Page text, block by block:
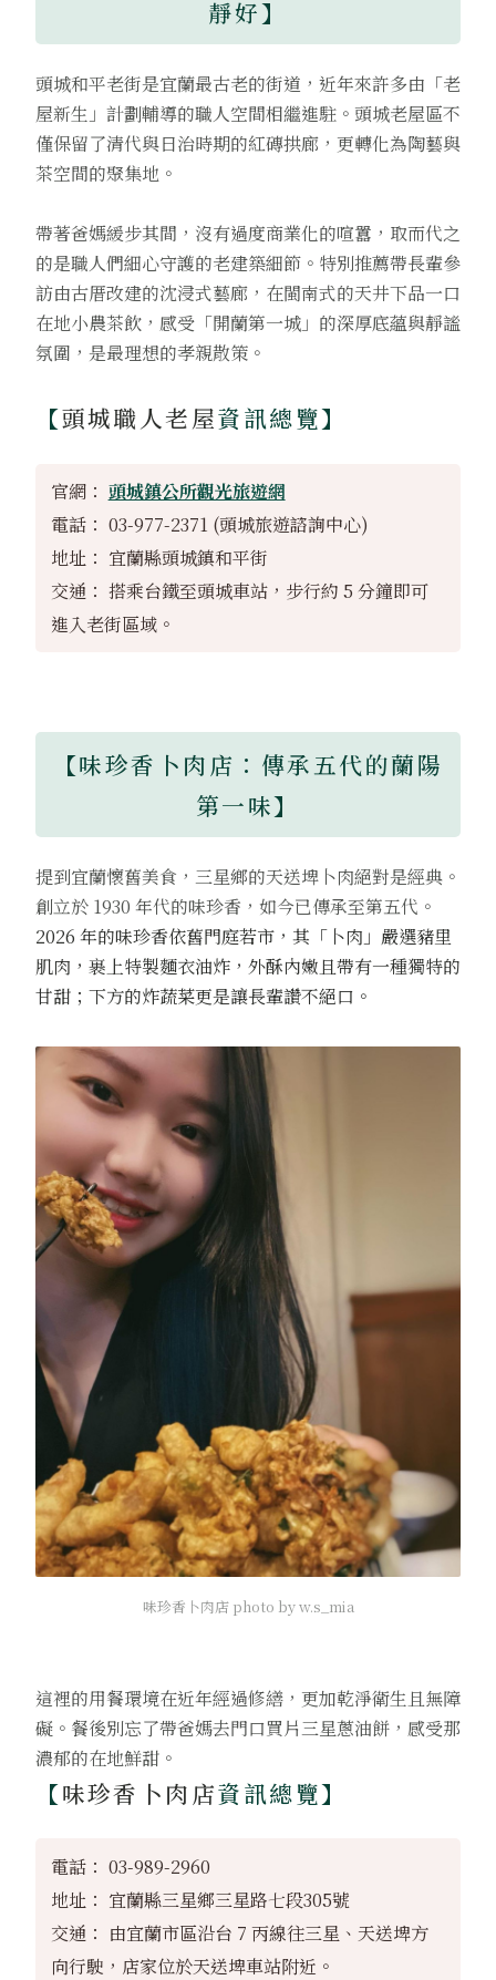
靜好】
頭城和平老街是宜蘭最古老的街道，近年來許多由「老
屋新生」計劃輔導的職人空間相繼進駐。頭城老屋區不
僅保留了清代與日治時期的紅磚拱廊，更轉化為陶藝與
茶空間的聚集地。
帶著爸媽緩步其間，沒有過度商業化的喧囂，取而代之
的是職人們細心守護的老建築細節。特別推薦帶長輩參
訪由古厝改建的沈浸式藝廊，在閩南式的天井下品一口
在地小農茶飲，感受「開蘭第一城」的深厚底蘊與靜謐
氛圍，是最理想的孝親散策。
【頭城職人老屋資訊總覽】
官網： 頭城鎮公所觀光旅遊網
電話： 03-977-2371 (頭城旅遊諮詢中心)
地址： 宜蘭縣頭城鎮和平街
交通： 搭乘台鐵至頭城車站，步行約 5 分鐘即可
進入老街區域。
【味珍香卜肉店：傳承五代的蘭陽
第一味】
提到宜蘭懷舊美食，三星鄉的天送埤卜肉絕對是經典。
創立於 1930 年代的味珍香，如今已傳承至第五代。
2026 年的味珍香依舊門庭若市，其「卜肉」嚴選豬里
肌肉，裹上特製麵衣油炸，外酥內嫩且帶有一種獨特的
甘甜；下方的炸蔬菜更是讓長輩讚不絕口。
味珍香卜肉店 photo by w.s_mia
這裡的用餐環境在近年經過修繕，更加乾淨衛生且無障
礙。餐後別忘了帶爸媽去門口買片三星蔥油餅，感受那
濃郁的在地鮮甜。
【味珍香卜肉店資訊總覽】
電話： 03-989-2960
地址： 宜蘭縣三星鄉三星路七段305號
交通： 由宜蘭市區沿台 7 丙線往三星、天送埤方
向行駛，店家位於天送埤車站附近。